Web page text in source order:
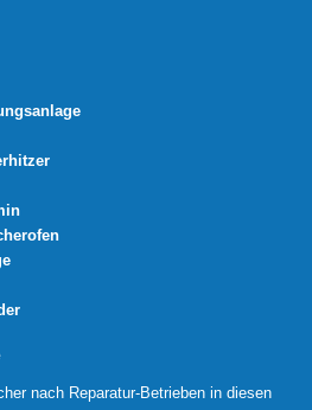
nach Reparatur-Betrieben in diesen